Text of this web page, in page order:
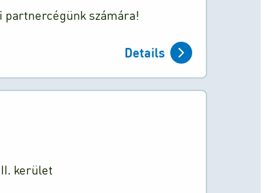
partnercégünk számára!
Details
kerület